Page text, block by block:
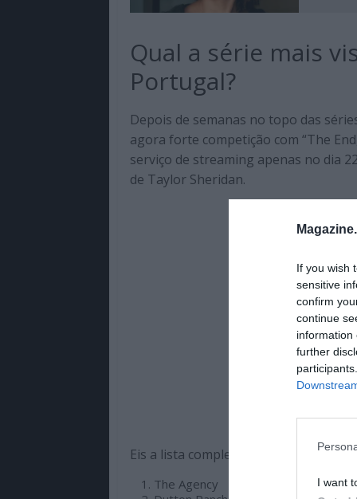
If you wish
sensitive
confirm
continue
information
further
I want
Qual a série mais
Portugal?
Depois de semanas no topo das
agora forte competição com “The
serviço de streaming apenas no dia
de Taylor Sheridan.
Eis a lista completa das séries mais
The Agency